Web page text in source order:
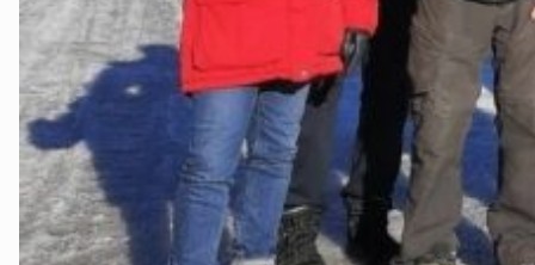
Oslo Sør
Oslo Vest
Vestby-Frogn